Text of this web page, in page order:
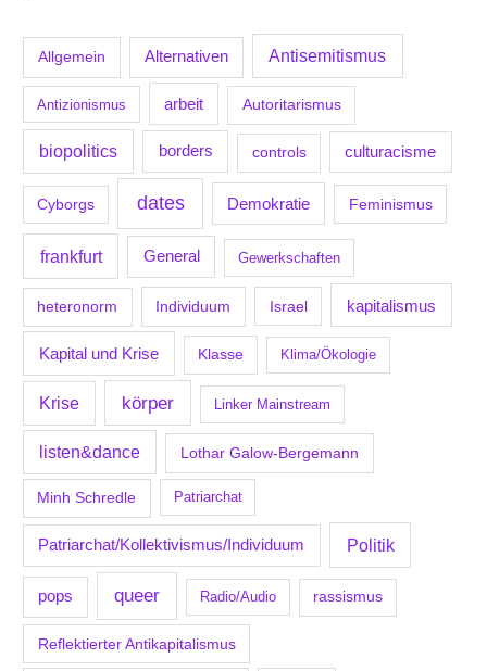
Allgemein Alternativen Antisemitismus
Antizionismus arbeit Autoritarismus
biopolitics borders controls culturacisme
Cyborgs dates Demokratie Feminismus
frankfurt General Gewerkschaften
heteronorm Individuum Israel kapitalismus
Kapital und Krise Klasse Klima/Ökologie
Krise körper Linker Mainstream
listen&dance Lothar Galow-Bergemann
Minh Schredle Patriarchat
Patriarchat/Kollektivismus/Individuum Politik
pops queer Radio/Audio rassismus
Reflektierter Antikapitalismus